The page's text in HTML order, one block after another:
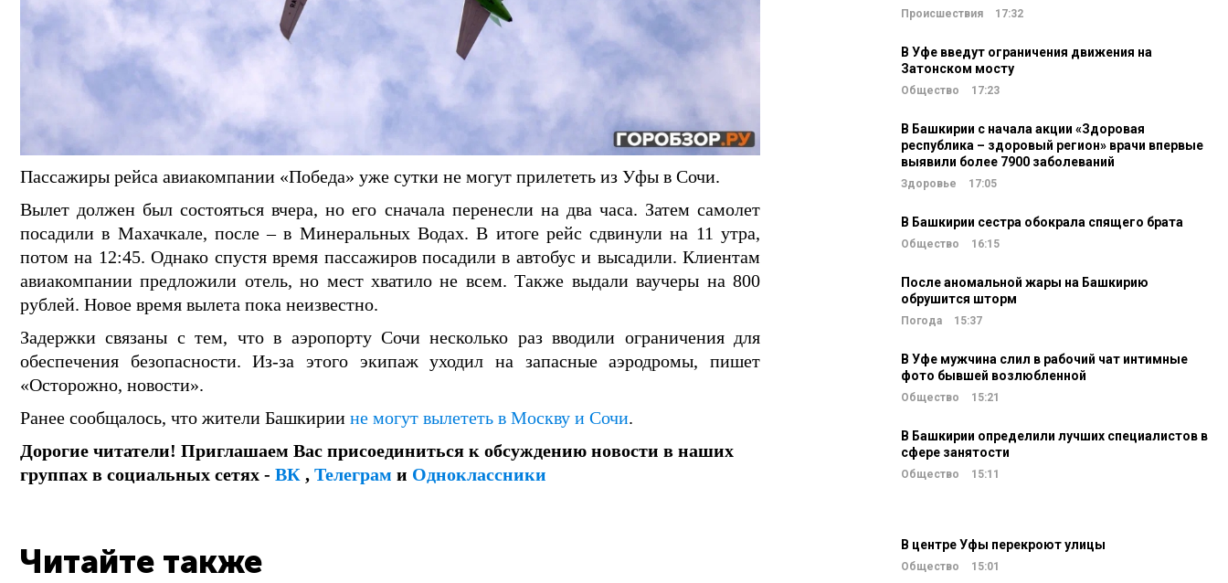
Пассажиры рейса авиакомпании «Победа» уже сутки не могут прилететь из Уфы в Сочи.
Вылет должен был состояться вчера, но его сначала перенесли на два часа. Затем самолет
посадили в Махачкале, после – в Минеральных Водах. В итоге рейс сдвинули на 11 утра,
потом на 12:45. Однако спустя время пассажиров посадили в автобус и высадили. Клиентам
авиакомпании предложили отель, но мест хватило не всем. Также выдали ваучеры на 800
рублей. Новое время вылета пока неизвестно.
Задержки связаны с тем, что в аэропорту Сочи несколько раз вводили ограничения для
обеспечения безопасности. Из-за этого экипаж уходил на запасные аэродромы, пишет
«Осторожно, новости».
Ранее сообщалось, что жители Башкирии не могут вылететь в Москву и Сочи.
Дорогие читатели! Приглашаем Вас присоединиться к обсуждению новости в наших
группах в социальных сетях - ВК , Телеграм и Одноклассники
Читайте также
Происшествия 17:32
В Уфе введут ограничения движения на
Затонском мосту
Общество 17:23
В Башкирии с начала акции «Здоровая
республика – здоровый регион» врачи впервые
выявили более 7900 заболеваний
Здоровье 17:05
В Башкирии сестра обокрала спящего брата
Общество 16:15
После аномальной жары на Башкирию
обрушится шторм
Погода 15:37
В Уфе мужчина слил в рабочий чат интимные
фото бывшей возлюбленной
Общество 15:21
В Башкирии определили лучших специалистов в
сфере занятости
Общество 15:11
В центре Уфы перекроют улицы
Общество 15:01